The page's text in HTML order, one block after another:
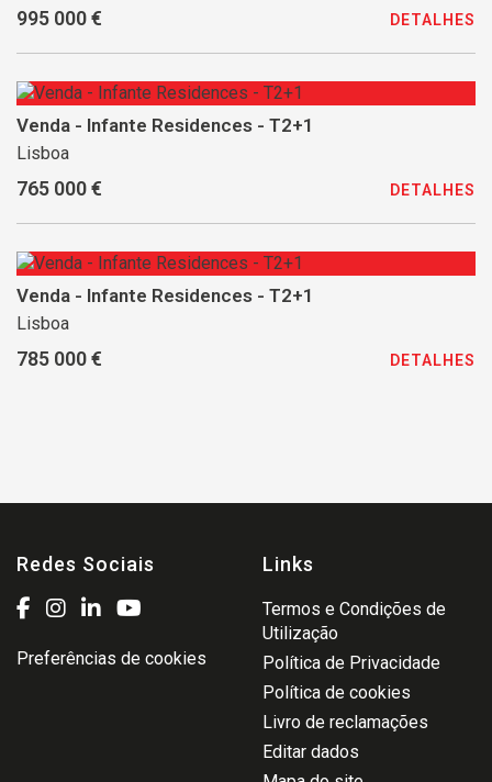
995 000 € DETALHES
Venda - Infante Residences - T2+1
Lisboa
765 000 € DETALHES
Venda - Infante Residences - T2+1
Lisboa
785 000 € DETALHES
Redes Sociais
Preferências de cookies
Links
Termos e Condições de
Utilização
Política de Privacidade
Política de cookies
Livro de reclamações
Editar dados